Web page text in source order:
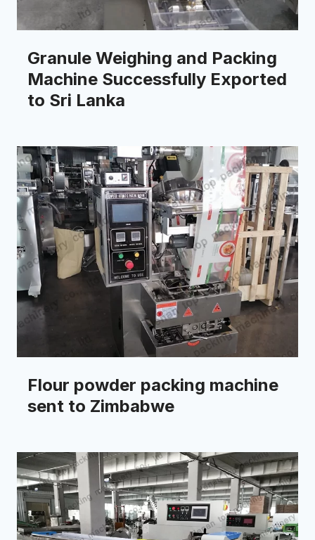
Granule Weighing and Packing
Machine Successfully Exported
to Sri Lanka
Flour powder packing machine
sent to Zimbabwe